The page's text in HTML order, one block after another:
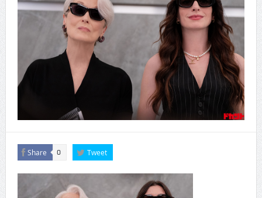
CINEMA×STYLE 286号
CINEMA×STYLE 285号
CINEMA×STYLE 294号
Share 0 Tweet